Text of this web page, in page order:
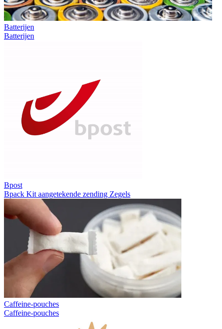
Batterijen
Batterijen
Bpost
Bpack Kit aangetekende zending Zegels
Caffeine-pouches
Caffeine-pouches